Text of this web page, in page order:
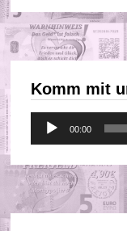
Komm mit
Audio-
Player
00:00